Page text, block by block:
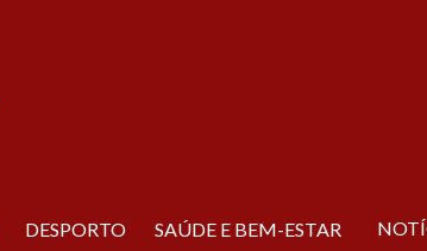
DESPORTO SAÚDE E BEM-ESTAR